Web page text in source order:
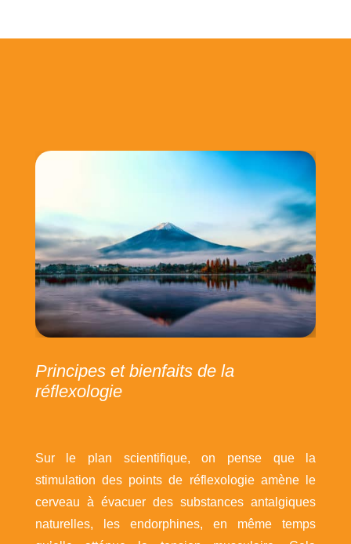
Principes et bienfaits de la
réflexologie
Sur le plan scientifique, on pense que la
stimulation des points de réflexologie amène le
cerveau à évacuer des substances antalgiques
naturelles, les endorphines, en même temps